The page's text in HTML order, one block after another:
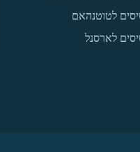
לטוטנהאם
לארסנל